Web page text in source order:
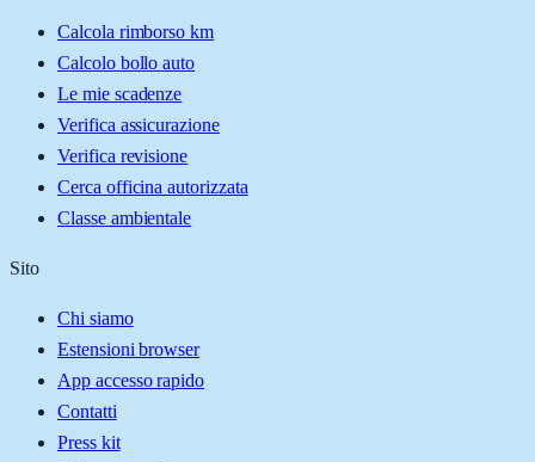
Calcola rimborso km
Calcolo bollo auto
Le mie scadenze
Verifica assicurazione
Verifica revisione
Cerca officina autorizzata
Classe ambientale
Sito
Chi siamo
Estensioni browser
App accesso rapido
Contatti
Press kit